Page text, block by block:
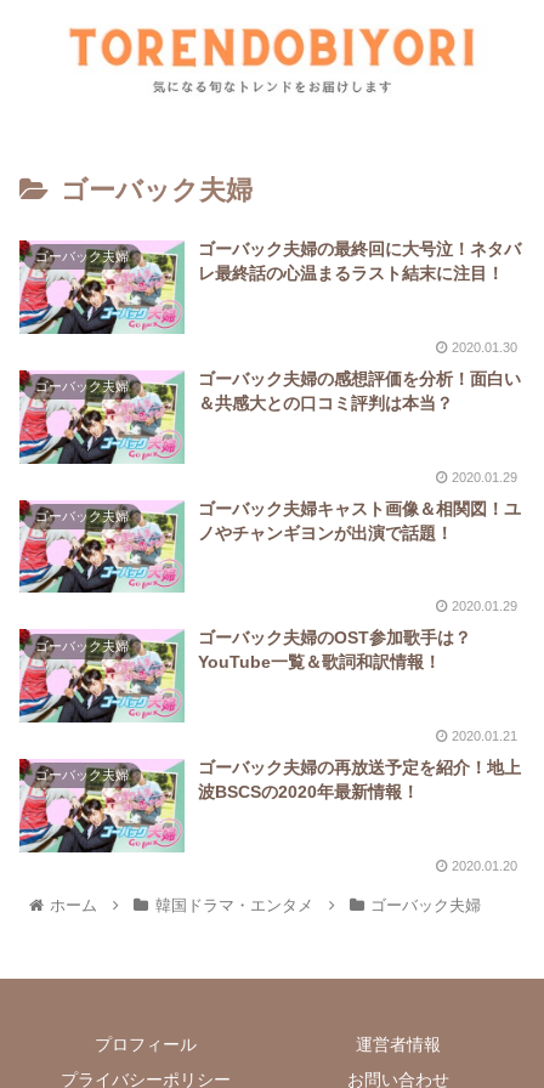
ゴーバック夫婦
ゴーバック夫婦
ゴーバック夫婦の最終回に大号泣！ネタバ
レ最終話の心温まるラスト結末に注目！
2020.01.30
ゴーバック夫婦
ゴーバック夫婦の感想評価を分析！面白い
＆共感大との口コミ評判は本当？
2020.01.29
ゴーバック夫婦
ゴーバック夫婦キャスト画像＆相関図！ユ
ノやチャンギヨンが出演で話題！
2020.01.29
ゴーバック夫婦
ゴーバック夫婦のOST参加歌手は？
YouTube一覧＆歌詞和訳情報！
2020.01.21
ゴーバック夫婦
ゴーバック夫婦の再放送予定を紹介！地上
波BSCSの2020年最新情報！
2020.01.20
ホーム 韓国ドラマ・エンタメ ゴーバック夫婦
プロフィール
運営者情報
プライバシーポリシー
お問い合わせ